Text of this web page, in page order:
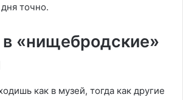
точно.
«нищебродские»
как в музей, тогда как другие